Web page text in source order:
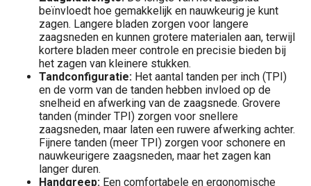
beïnvloedt hoe gemakkelijk en nauwkeurig je kunt
zagen. Langere bladen zorgen voor langere
zaagsneden en kunnen grotere materialen aan, terwijl
kortere bladen meer controle en precisie bieden bij
het zagen van kleinere stukken.
Tandconfiguratie: Het aantal tanden per inch (TPI)
en de vorm van de tanden hebben invloed op de
snelheid en afwerking van de zaagsnede. Grovere
tanden (minder TPI) zorgen voor snellere
zaagsneden, maar laten een ruwere afwerking achter.
Fijnere tanden (meer TPI) zorgen voor schonere en
nauwkeurigere zaagsneden, maar het zagen kan
langer duren.
Handgreep: Een comfortabele en ergonomische